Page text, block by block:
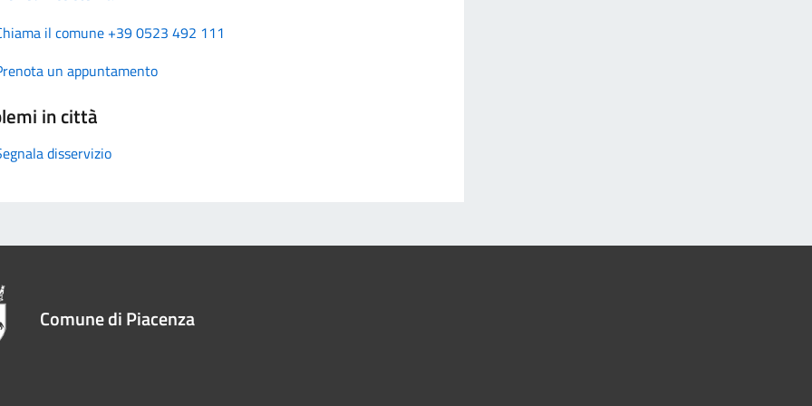
il comune +39 0523 492 111
un appuntamento
in città
disservizio
Comune di Piacenza